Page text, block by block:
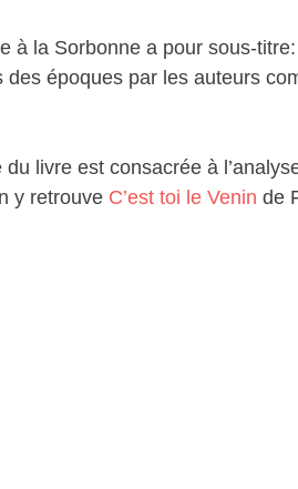
à la Sorbonne a pour sous-
époques par les auteurs
livre est consacrée à
y retrouve C’est toi le Venin de